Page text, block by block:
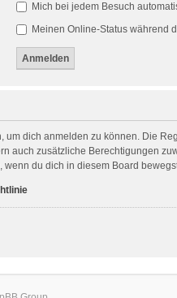
Mich bei jedem Besuch
Meinen Online-Status während
um dich anmelden zu können. Die
auch zusätzliche Berechtigungen
du dich in diesem Board